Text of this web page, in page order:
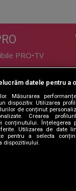
PRO•TV
datele pentru a
Măsurarea
dispozitiv. Utilizarea
de conținut
Crearea
conținutului. Înțelegerea
Utilizarea de date
pentru a selecta
dispozitivului.